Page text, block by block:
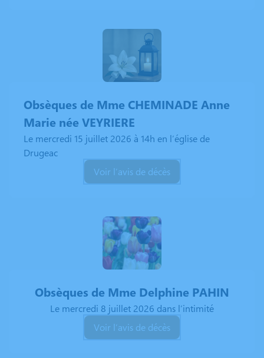
Obsèques de Mme CHEMINADE Anne
Marie née VEYRIERE
Le mercredi 15 juillet 2026 à 14h en l’église de
Drugeac
Voir l’avis de décès
Obsèques de Mme Delphine PAHIN
Le mercredi 8 juillet 2026 dans l’intimité
Voir l’avis de décès